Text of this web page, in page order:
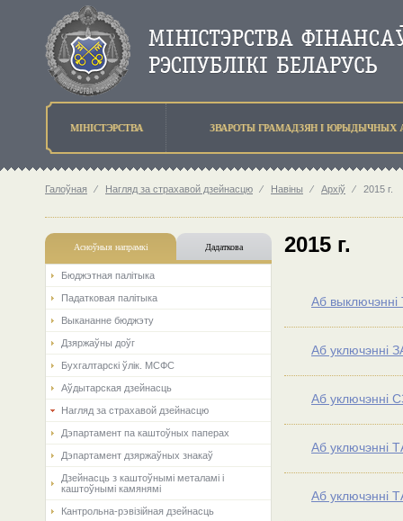
МIНIСТЭРСТВА ЗВАРОТЫ ГРАМАДЗЯН I ЮРЫДЫЧНЫХ
Галоўная ⁄ Нагляд за страхавой дзейнасцю ⁄ Навіны ⁄ Архіў ⁄ 2015 г.
Асноўныя напрамкi Дадаткова
Бюджэтная палiтыка
Падатковая палітыка
Выкананне бюджэту
Дзяржаўны доўг
Бухгалтарскі ўлік. МСФС
Аўдытарская дзейнасць
Нагляд за страхавой дзейнасцю
Дэпартамент па каштоўных паперах
Дэпартамент дзяржаўных знакаў
Дзейнасць з каштоўнымі металамі і
каштоўнымі камянямі
Кантрольна-рэвізійная дзейнасць
2015 г.
Аб выключэнні
Аб уключэнні
Аб уключэнні
Аб уключэнні
Аб уключэнні